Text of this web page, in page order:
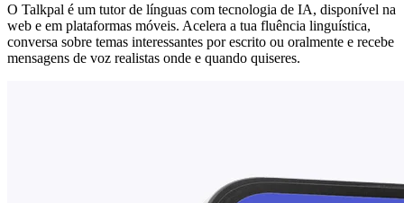
O Talkpal é um tutor de línguas com tecnologia de IA, disponível na
web e em plataformas móveis. Acelera a tua fluência linguística,
conversa sobre temas interessantes por escrito ou oralmente e recebe
mensagens de voz realistas onde e quando quiseres.